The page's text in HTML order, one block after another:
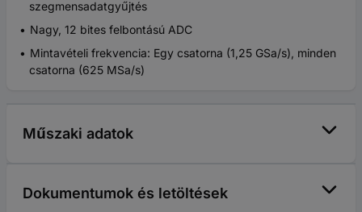
szegmensadatgyűjtés
Nagy, 12 bites felbontású ADC
Mintavételi frekvencia: Egy csatorna (1,25 GSa/s), minden
csatorna (625 MSa/s)
Műszaki adatok
Dokumentumok és letöltések